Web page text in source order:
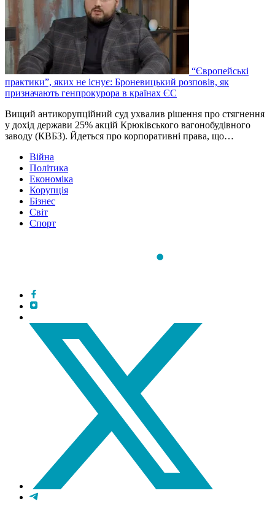
“Європейські
практики”, яких не існує: Броневицький розповів, як
призначають генпрокурора в країнах ЄС
Вищий антикорупційний суд ухвалив рішення про стягнення
у дохід держави 25% акцій Крюківського вагонобудівного
заводу (КВБЗ). Йдеться про корпоративні права, що…
Війна
Політика
Економіка
Корупція
Бізнес
Світ
Спорт